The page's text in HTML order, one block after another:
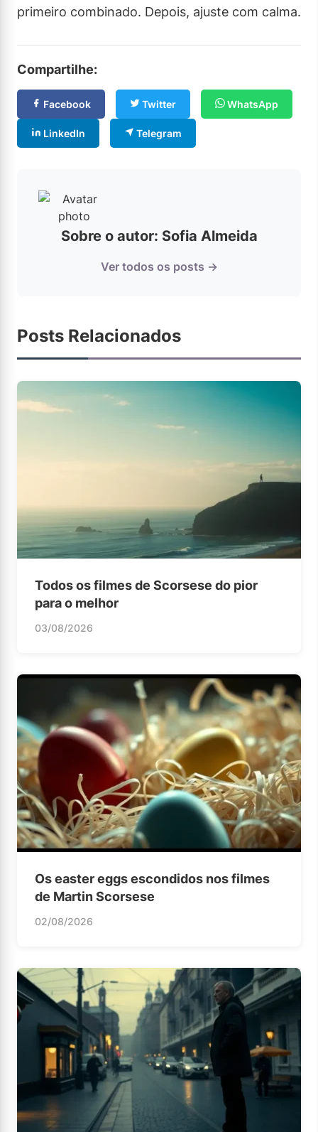
primeiro combinado. Depois, ajuste com calma.
Compartilhe:
Facebook Twitter WhatsApp
LinkedIn Telegram
Sobre o autor: Sofia Almeida
Ver todos os posts →
Posts Relacionados
Todos os filmes de Scorsese do pior
para o melhor
03/08/2026
Os easter eggs escondidos nos filmes
de Martin Scorsese
02/08/2026